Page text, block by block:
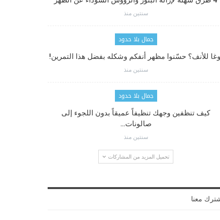
سنتين منذ
جمال بلا حدود
للأنف؟ حسّنوا مظهر أنفكم وشكله بفضل هذا التمرين!
سنتين منذ
جمال بلا حدود
كيف تنظفين وجهك تنظيفاً عميقاً بدون اللجوء إلى
صالونات…
سنتين منذ
تحميل المزيد من المشاركات
معنا